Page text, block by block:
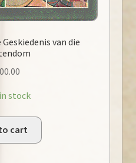
van die
stock
cart